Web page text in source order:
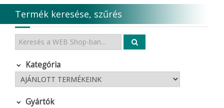
Termék keresése, szűrés
Kategória
Gyártók